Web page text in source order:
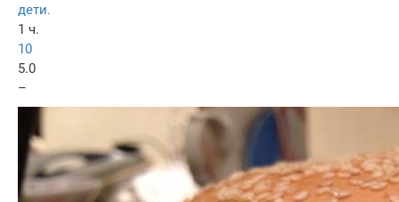
дети.
1 ч.
10
5.0
–